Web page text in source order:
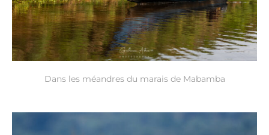
Dans les méandres du marais de Mabamba